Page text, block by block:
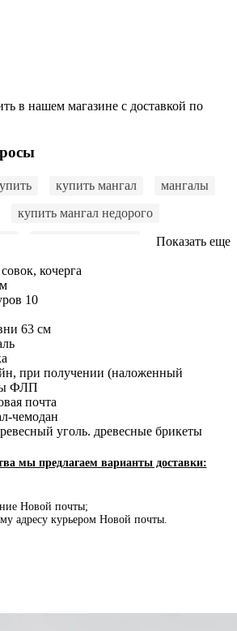
в нашем магазине с доставкой по
купить мангал
мангалы
купить мангал недорого
купить мангал раскладной
мангалы купить
мангал
купить мангала
мангал цена
барбекю, мангал
Показать еще
кочерга
10
63 см
при получении (наложенный
ФЛП
почта
чемодан
уголь. древесные брикеты
мы предлагаем варианты доставки:
Новой почты;
адресу курьером Новой почты.